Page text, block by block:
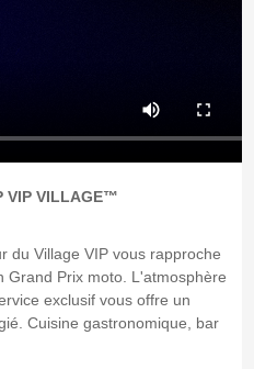
VIP VILLAGE™
du Village VIP vous rapproche
Grand Prix moto. L'atmosphère
exclusif vous offre un
Cuisine gastronomique, bar